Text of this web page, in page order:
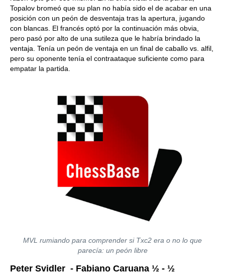
Topalov bromeó que su plan no había sido el de acabar en una
posición con un peón de desventaja tras la apertura, jugando
con blancas. El francés optó por la continuación más obvia,
pero pasó por alto de una sutileza que le habría brindado la
ventaja. Tenía un peón de ventaja en un final de caballo vs. alfil,
pero su oponente tenía el contraataque suficiente como para
empatar la partida.
MVL rumiando para comprender si Txc2 era o no lo que
parecía: un peón libre
Peter Svidler - Fabiano Caruana ½ - ½